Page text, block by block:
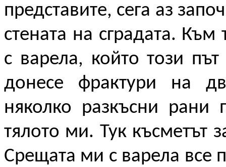
представите, сега аз
стената на сградата.
с варела, който този
донесе фрактури на
няколко разкъсни рани
тялото ми. Тук късметът
Срещата ми с варела все